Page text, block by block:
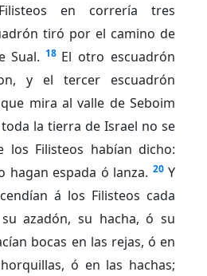
en correría tres
tiró por el camino de
Sual. 18 El otro escuadrón
y el tercer escuadrón
mira al valle de Seboim
toda la tierra de Israel no se
los Filisteos habían dicho:
hagan espada ó lanza. 20 Y
á los Filisteos cada
azadón, su hacha, ó su
bocas en las rejas, ó en
ó en las hachas;